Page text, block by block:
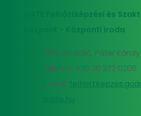
MATE Felnőttképzési és
Központ - Központi iroda
2100 Gödöllő, Páter
Telefon: +36 30 272 0206
E-mail: